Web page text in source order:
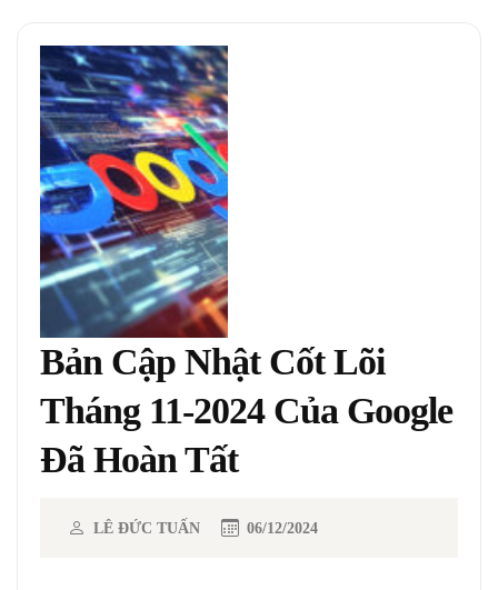
Bản Cập Nhật Cốt Lõi
Tháng 11-2024 Của Google
Đã Hoàn Tất
LÊ ĐỨC TUẤN 06/12/2024